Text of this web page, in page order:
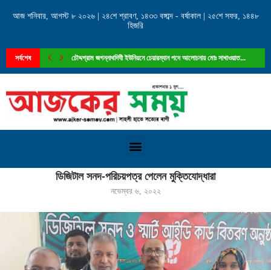
আজ শনিবার, আগস্ট ৮ ২০২৬ | ২৪শে শ্রাবণ, ১৪৩৩ বঙ্গাব্দ - বর্ষাকাল | ২৫শে সফর, ১৪৪৮
হিজরি
সর্বশেষ চৌদ্দগ্রাম জগন্নাথদিঘী ইউনিয়নে চেয়ারম্যান পদে আলোচনায় মোঃ সাখাওয়াত...
ডিজিটাল সনদ-পরিচয়পত্র পেলেন মুক্তিযোদ্ধারা
ডিজিটাল সনদ-পরিচয়পত্র পেলেন মুক্তিযোদ্ধারা
নভেম্বর ৬, ২০২২